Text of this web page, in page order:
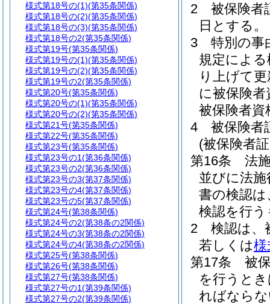
2
被保険者
日とする。
3
特別の事
規定によ
り上げて
に被保険
被保険者
4
被保険者
(被保険者
第16条
法
並びに法
書の検認
検認を行
2
検認は、
若しくは様
第17条
被
を行うと
ればなら
様式第18号の(1)(第35条関係)
様式第18号の(2)(第35条関係)
様式第18号の(3)(第35条関係)
様式第18号の2(第35条関係)
様式第19号(第35条関係)
様式第19号の(1)(第35条関係)
様式第19号の(2)(第35条関係)
様式第19号の2(第35条関係)
様式第20号(第35条関係)
様式第20号の(1)(第35条関係)
様式第20号の(2)(第35条関係)
様式第21号(第35条関係)
様式第22号(第35条関係)
様式第23号(第35条関係)
様式第23号の1(第36条関係)
様式第23号の2(第36条関係)
様式第23号の3(第37条関係)
様式第23号の4(第37条関係)
様式第23号の5(第37条関係)
様式第24号(第38条関係)
様式第24号の2(第38条の2関係)
様式第24号の3(第38条の2関係)
様式第24号の4(第38条の2関係)
様式第25号(第38条関係)
様式第26号(第38条関係)
様式第27号(第38条関係)
様式第27号の1(第39条関係)
様式第27号の2(第39条関係)